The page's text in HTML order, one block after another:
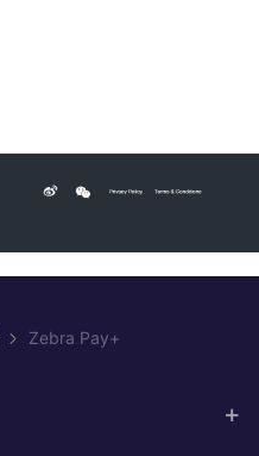
Zebra Pay+